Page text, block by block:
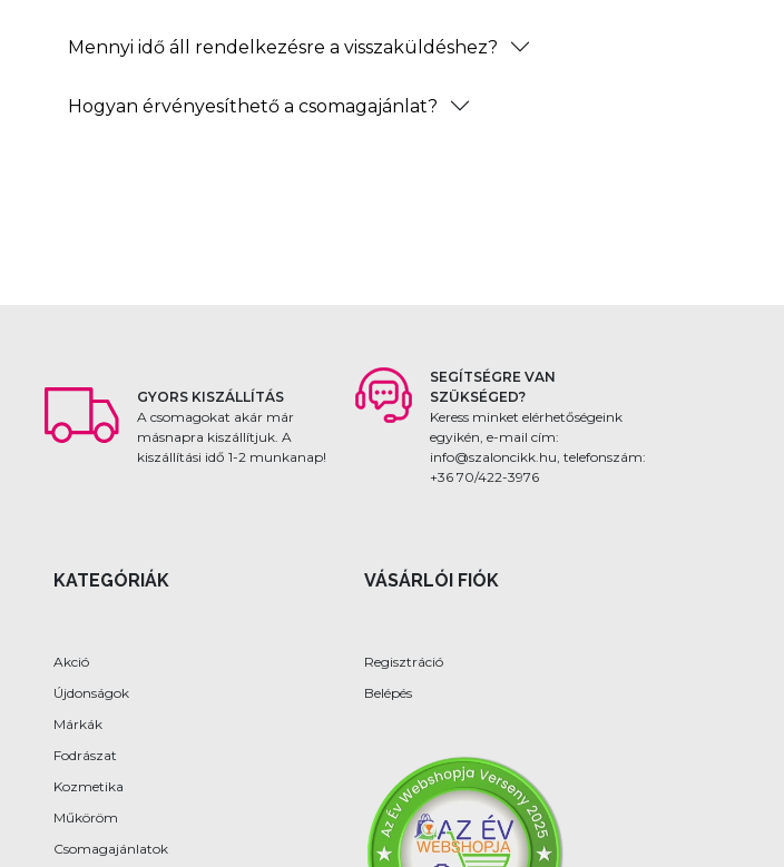
Mennyi idő áll rendelkezésre a visszaküldéshez?
Hogyan érvényesíthető a csomagajánlat?
GYORS KISZÁLLÍTÁS
A csomagokat akár már
másnapra kiszállítjuk. A
kiszállítási idő 1-2 munkanap!
SEGÍTSÉGRE VAN
SZÜKSÉGED?
Keress minket elérhetőségeink
egyikén, e-mail cím:
info@szaloncikk.hu, telefonszám:
+36 70/422-3976
KATEGÓRIÁK
Akció
Újdonságok
Márkák
Fodrászat
Kozmetika
Műköröm
Csomagajánlatok
VÁSÁRLÓI FIÓK
Regisztráció
Belépés